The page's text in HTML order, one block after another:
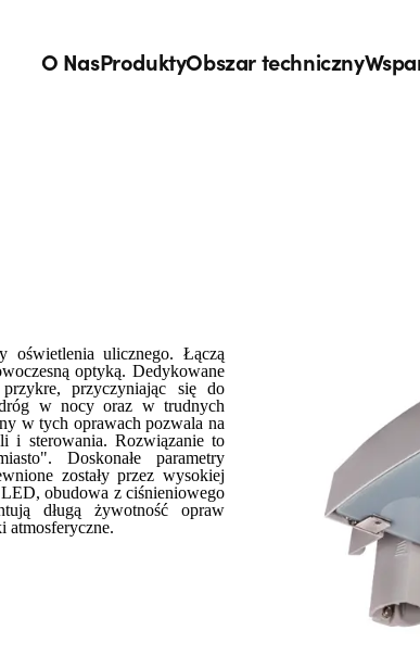
O NasProduktyObszar techniczny
ulicznego. Łączą
optyką. Dedykowane
przyczyniając się do
dróg w nocy oraz w trudnych
w tych oprawach pozwala na
i sterowania. Rozwiązanie to
Doskonałe parametry
zostały przez wysokiej
obudowa z ciśnieniowego
długą żywotność opraw
atmosferyczne.